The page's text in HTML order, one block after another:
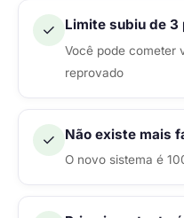
✓ Limite subiu de 3
Você pode cometer
reprovado
✓ Não existe mais
O novo sistema é